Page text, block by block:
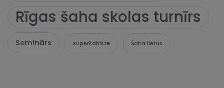
Rīgas šaha skolas turnīrs
Seminārs Superšahiste Šaha lietus